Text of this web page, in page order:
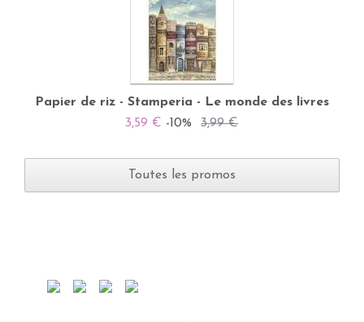
Papier de riz - Stamperia - Le monde des livres
3,59 € -10% 3,99 €
Toutes les promos